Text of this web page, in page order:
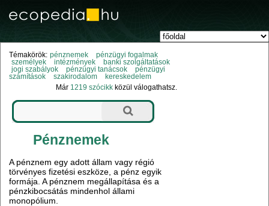
Témakörök: pénznemek
pénzügyi fogalmak
személyek
intézmények
banki szolgáltatások
jogi szabályok
pénzügyi tanácsok
pénzügyi
számítások
szakirodalom
kereskedelem
Már 1219 szócikk közül válogathatsz.
Pénznemek
A pénznem egy adott állam vagy régió
törvényes fizetési eszköze, a pénz egyik
formája. A pénznem megállapítása és a
pénzkibocsátás mindenhol állami
monopólium.